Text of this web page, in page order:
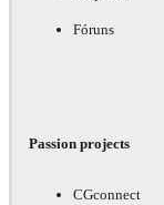
Fóruns
Passion projects
CGconnect